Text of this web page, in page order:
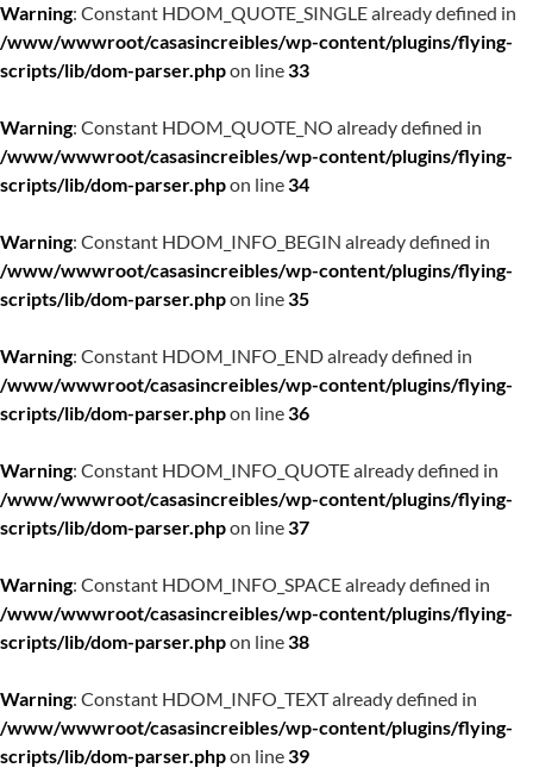
Warning: Constant HDOM_QUOTE_SINGLE already defined in
/www/wwwroot/casasincreibles/wp-content/plugins/flying-
scripts/lib/dom-parser.phpon line33
Warning: Constant HDOM_QUOTE_NO already defined in
/www/wwwroot/casasincreibles/wp-content/plugins/flying-
scripts/lib/dom-parser.phpon line34
Warning: Constant HDOM_INFO_BEGIN already defined in
/www/wwwroot/casasincreibles/wp-content/plugins/flying-
scripts/lib/dom-parser.phpon line35
Warning: Constant HDOM_INFO_END already defined in
/www/wwwroot/casasincreibles/wp-content/plugins/flying-
scripts/lib/dom-parser.phpon line36
Warning: Constant HDOM_INFO_QUOTE already defined in
/www/wwwroot/casasincreibles/wp-content/plugins/flying-
scripts/lib/dom-parser.phpon line37
Warning: Constant HDOM_INFO_SPACE already defined in
/www/wwwroot/casasincreibles/wp-content/plugins/flying-
scripts/lib/dom-parser.phpon line38
Warning: Constant HDOM_INFO_TEXT already defined in
/www/wwwroot/casasincreibles/wp-content/plugins/flying-
scripts/lib/dom-parser.phpon line39